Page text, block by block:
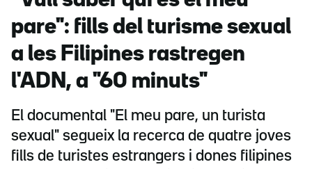
pare": fills del turisme sexual
a les Filipines rastregen
l'ADN, a "60 minuts"
El documental "El meu pare, un turista
sexual" segueix la recerca de quatre joves
fills de turistes estrangers i dones filipines